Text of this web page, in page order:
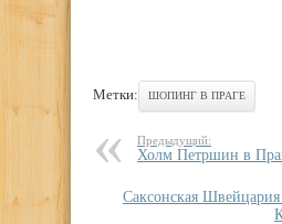
Метки: ШОПИНГ В ПРАГЕ
Предыдущий:
Холм Петршин в
Саксонская